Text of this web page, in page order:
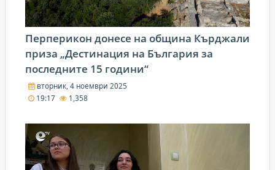
Перперикон донесе на община Кърджали
приза „Дестинация на България за
последните 15 години“
вторник, 4 ноември 2025
19:17
1,358